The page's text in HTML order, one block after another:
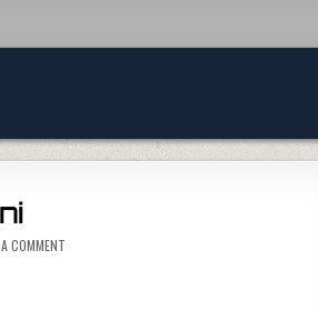
COMMENTON EROINA LA 5 ANI